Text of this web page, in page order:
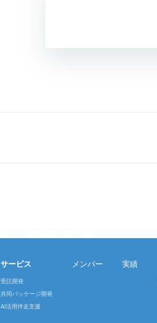
サービス
受託開発
共同パッケージ開発
AI活用伴走支援
メンバー 実績